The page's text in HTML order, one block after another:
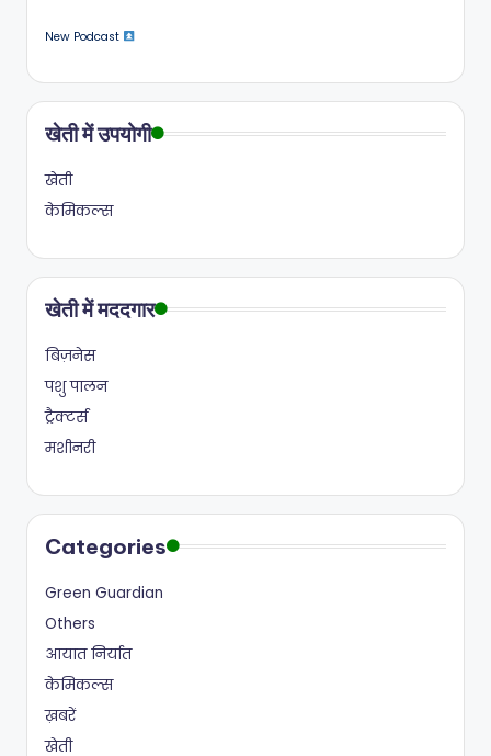
New Podcast
खेती में उपयोगी
खेती
केमिकल्स
खेती में मददगार
बिज़नेस
पशु पालन
ट्रैक्टर्स
मशीनरी
Categories
Green Guardian
Others
आयात निर्यात
केमिकल्स
ख़बरें
खेती